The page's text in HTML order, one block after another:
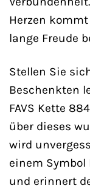
Herzen
lange Freude
Stellen Sie
Beschenkten
FAVS Kette
über dieses
wird
einem Symbol
und erinnert